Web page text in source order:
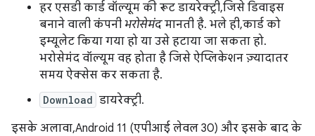
हर एसडी कार्ड वॉल्यूम की रूट डायरेक्ट्री, जिसे डिवाइस
बनाने वाली कंपनी भरोसेमंदमानती है. भले ही, कार्ड को
इम्यूलेट किया गया हो या उसे हटाया जा सकता हो.
भरोसेमंद वॉल्यूम वह होता है जिसे ऐप्लिकेशन ज़्यादातर
समय ऐक्सेस कर सकता है.
Download डायरेक्ट्री.
इसके अलावा, Android 11 (एपीआई लेवल 30) और इसके बाद के